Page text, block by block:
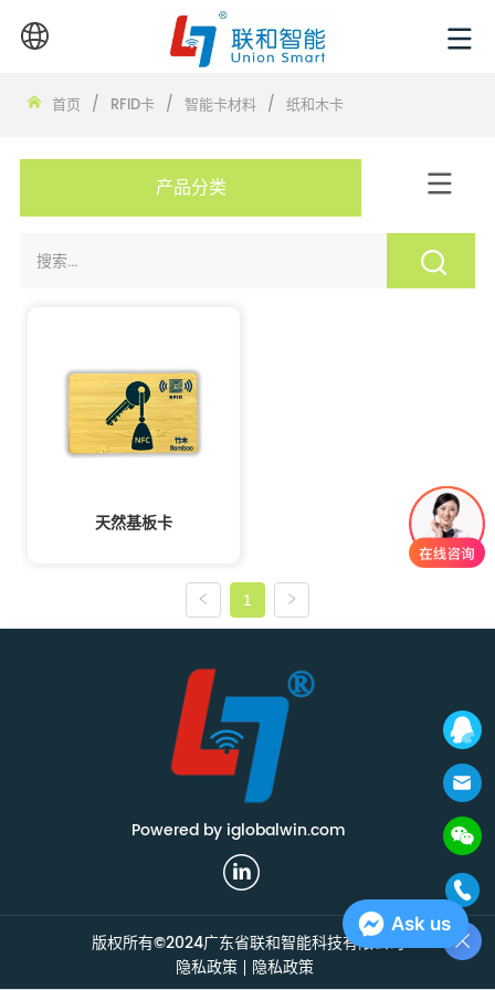
首页 / RFID卡 / 智能卡材料 / 纸和木卡
产品分类
天然基板卡
1
Powered by iglobalwin.com
版权所有©2024广东省联和智能科技有限公司
隐私政策
隐私政策
Ask us